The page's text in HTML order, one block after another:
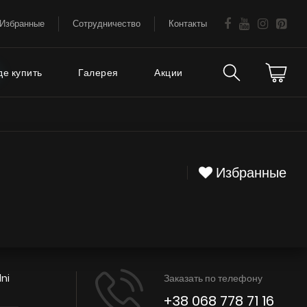
Избранные Сотрудничество Контакты
Техническая
Сервис
купить Галерея Акции
Избранные
Заказать по телефону
+38 068 778 71 16